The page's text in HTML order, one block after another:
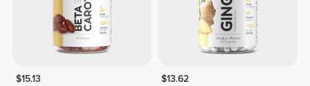
$15.13
$13.62